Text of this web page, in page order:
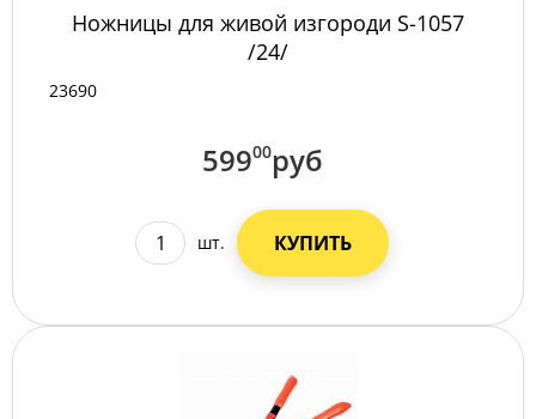
Ножницы для живой изгороди S-1057
/24/
23690
59900руб
шт. КУПИТЬ